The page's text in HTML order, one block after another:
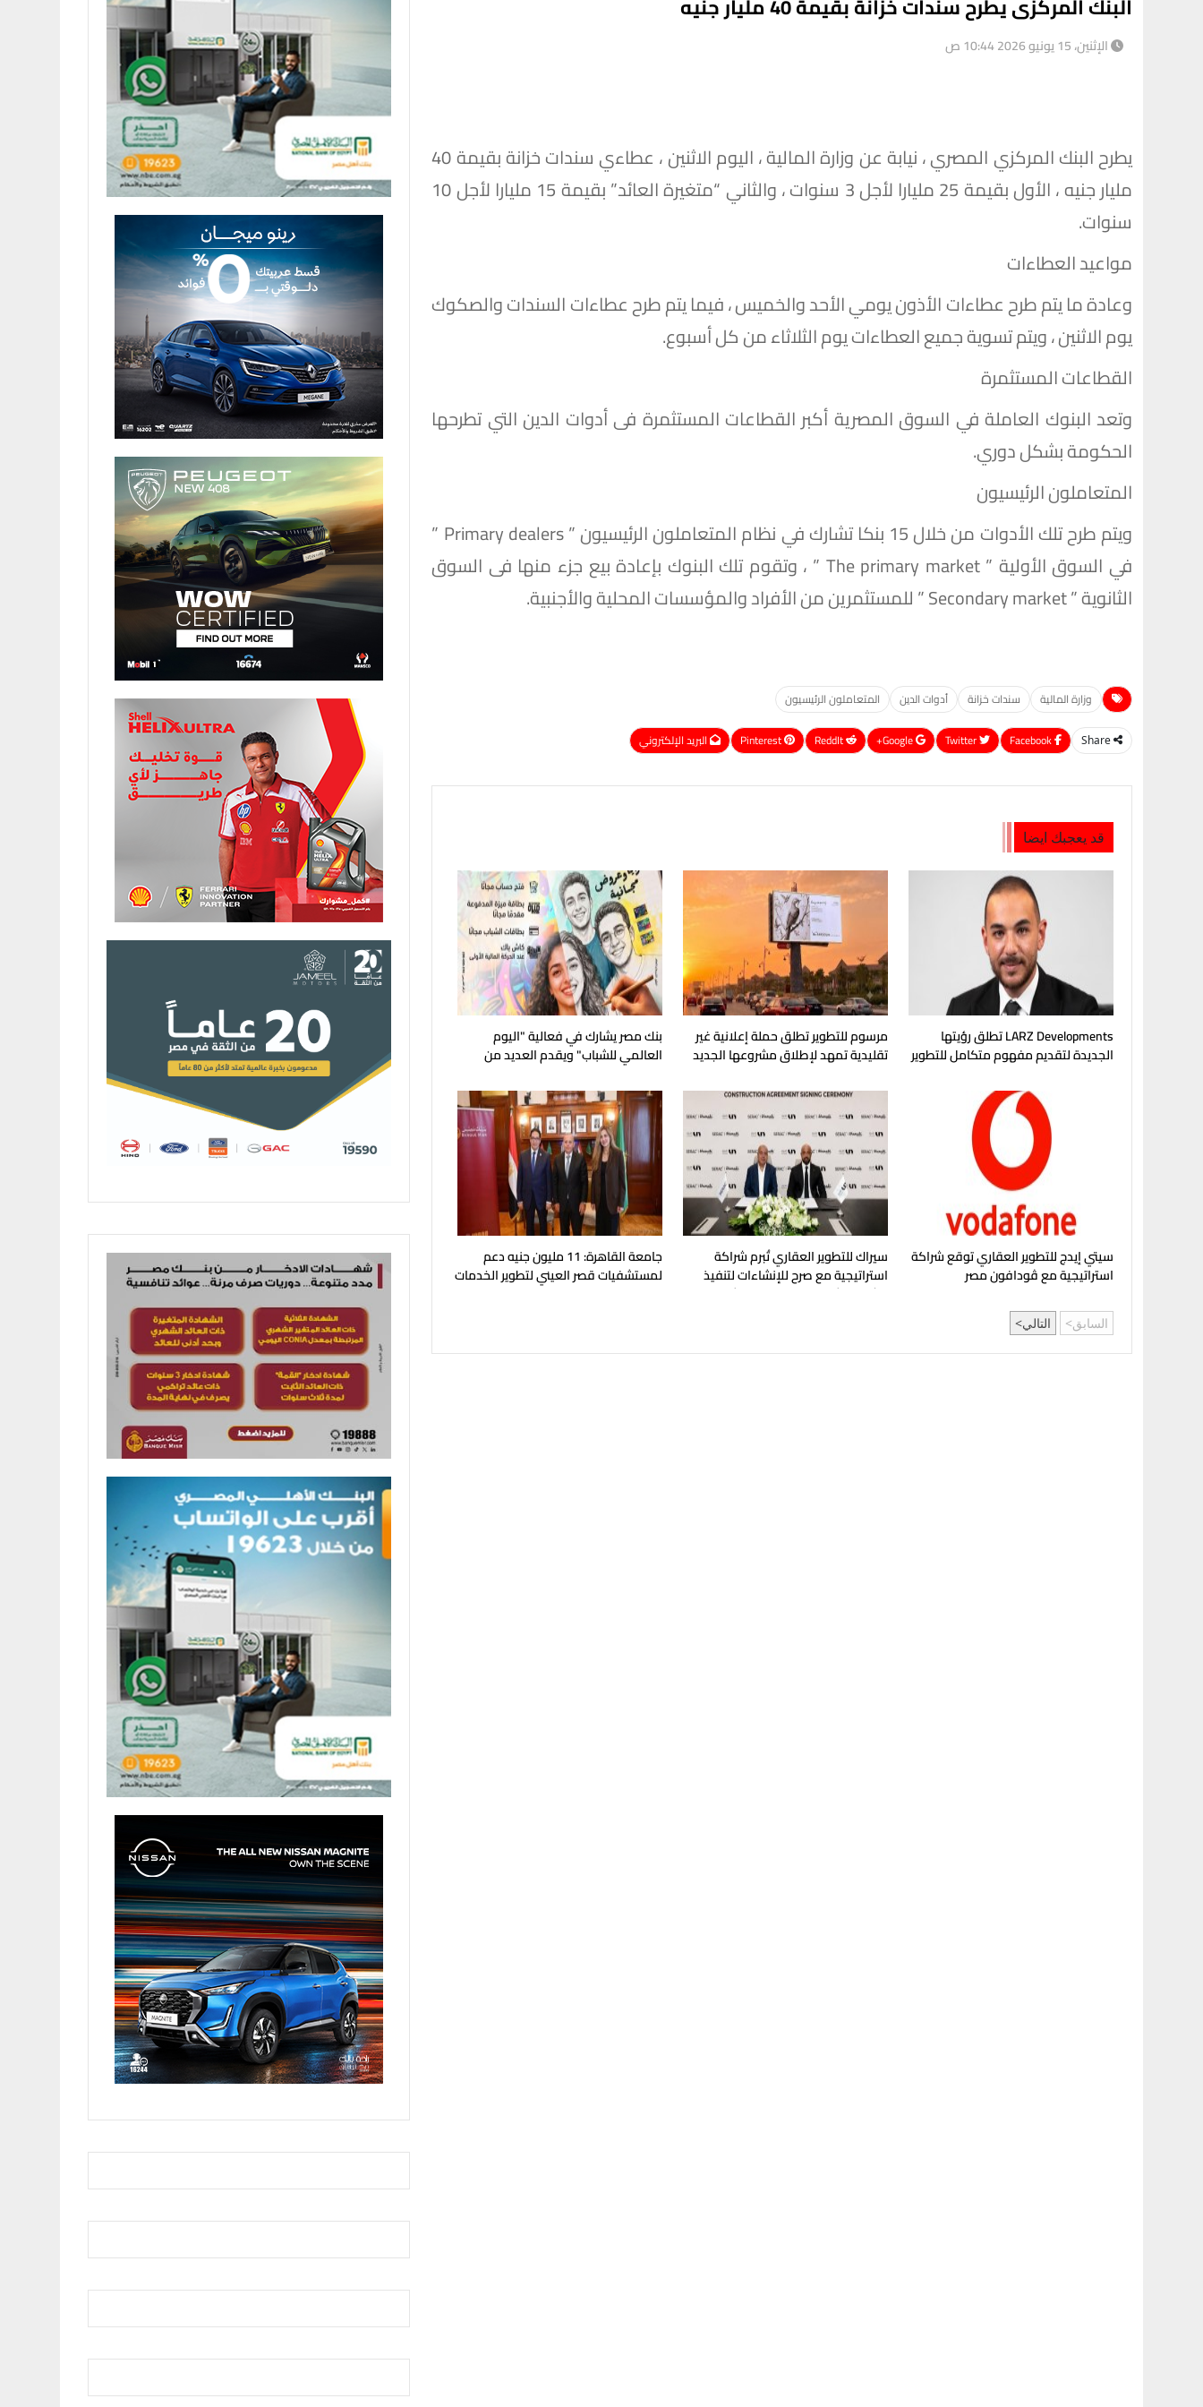
الإثنين، 15 يونيو 2026 10:44 ص
يطرح البنك المركزي المصري ، نيابة عن وزارة المالية ، اليوم الاثنين ، عطاءي سندات خزانة بقيمة 40
مليار جنيه ، الأول بقيمة 25 مليارا لأجل 3 سنوات ، والثاني “متغيرة العائد” بقيمة 15 مليارا لأجل 10
سنوات.
مواعيد العطاءات
وعادة ما يتم طرح عطاءات الأذون يومي الأحد والخميس ، فيما يتم طرح عطاءات السندات والصكوك
يوم الاثنين ، ويتم تسوية جميع العطاءات يوم الثلاثاء من كل أسبوع.
القطاعات المستثمرة
وتعد البنوك العاملة في السوق المصرية أكبر القطاعات المستثمرة فى أدوات الدين التي تطرحها
الحكومة بشكل دوري.
المتعاملون الرئيسيون
ويتم طرح تلك الأدوات من خلال 15 بنكا تشارك في نظام المتعاملون الرئيسيون ” Primary dealers ”
في السوق الأولية ” The primary market ” ، وتقوم تلك البنوك بإعادة بيع جزء منها فى السوق
الثانوية ” Secondary market ” للمستثمرين من الأفراد والمؤسسات المحلية والأجنبية.
وزارة المالية سندات خزانة أدوات الدين المتعاملون الرئيسيون
Share
Google+
ReddIt
Pinterest البريد الإلكتروني
قد يعجبك ايضا
LARZ Developments تطلق رؤيتها
الجديدة لتقديم مفهوم متكامل للتطوير
مرسوم للتطوير تطلق حملة إعلانية غير
تقليدية تمهد لإطلاق مشروعها الجديد
بنك مصر يشارك في فعالية "اليوم
العالمي للشباب" ويقدم العديد من
العروض المجانية
سيتي إيدج للتطوير العقاري توقع شراكة
استراتيجية مع ڤودافون مصر
سيراك للتطوير العقاري تُبرم شراكة
استراتيجية مع صرح للإنشاءات لتنفيذ
مشروع "شماسي" بالساحل الشمالي
جامعة القاهرة: 11 مليون جنيه دعم
لمستشفيات قصر العيني لتطوير الخدمات
السابق التالي